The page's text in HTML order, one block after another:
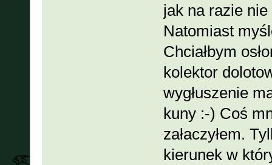
jak na razie
Natomiast
Chciałbym
kolektor
wygłuszenie
kuny :-) Coś
załaczyłem.
kierunek w